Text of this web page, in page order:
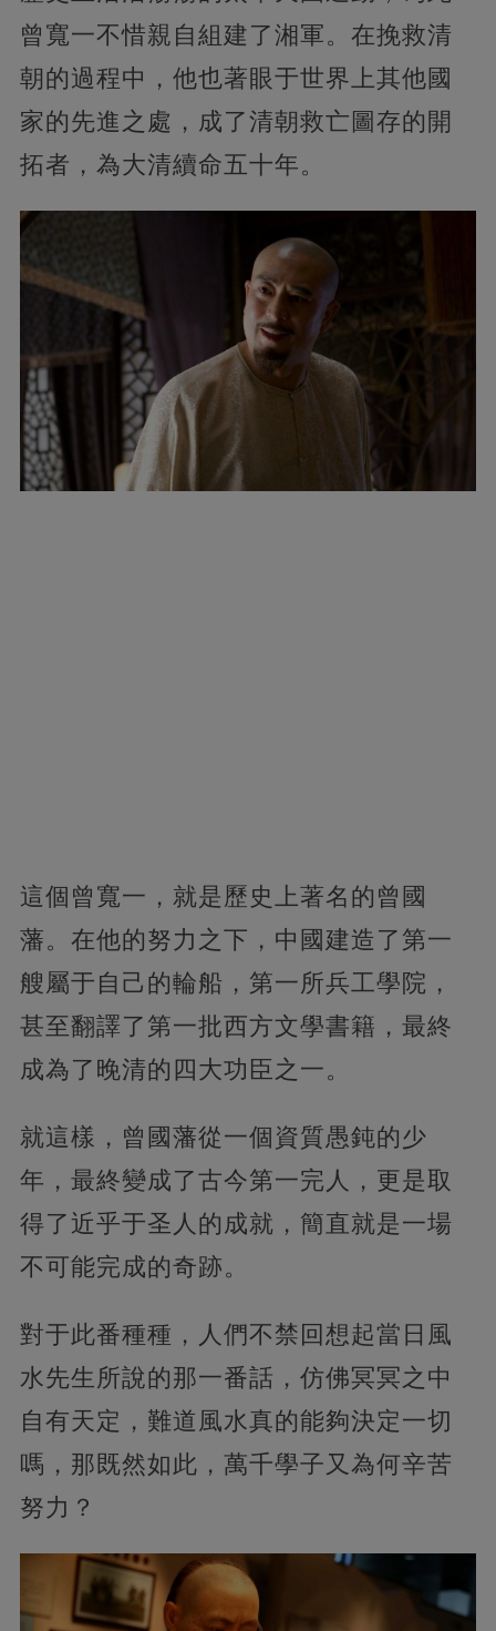
曾寬一不惜親自組建了湘軍。在挽救清
朝的過程中，他也著眼于世界上其他國
家的先進之處，成了清朝救亡圖存的開
拓者，為大清續命五十年。
這個曾寬一，就是歷史上著名的曾國
藩。在他的努力之下，中國建造了第一
艘屬于自己的輪船，第一所兵工學院，
甚至翻譯了第一批西方文學書籍，最終
成為了晚清的四大功臣之一。
就這樣，曾國藩從一個資質愚鈍的少
年，最終變成了古今第一完人，更是取
得了近乎于圣人的成就，簡直就是一場
不可能完成的奇跡。
對于此番種種，人們不禁回想起當日風
水先生所說的那一番話，仿佛冥冥之中
自有天定，難道風水真的能夠決定一切
嗎，那既然如此，萬千學子又為何辛苦
努力？